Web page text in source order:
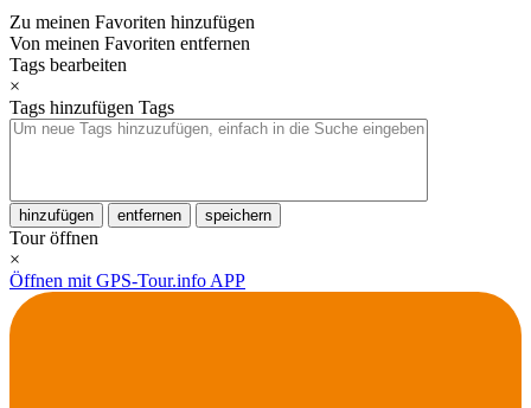
Zu meinen Favoriten hinzufügen
Von meinen Favoriten entfernen
Tags bearbeiten
×
Tags hinzufügen Tags
hinzufügen entfernen speichern
Tour öffnen
×
Öffnen mit GPS-Tour.info APP